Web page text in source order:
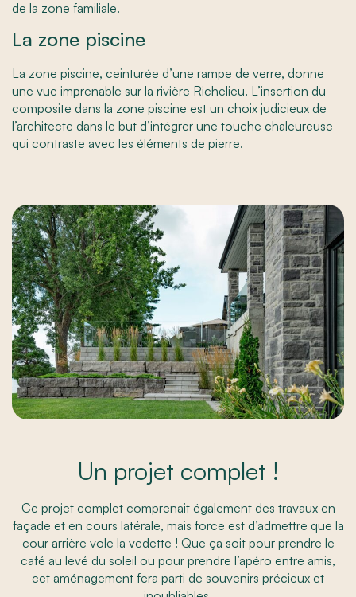
de la zone familiale.
La zone piscine
La zone piscine, ceinturée d’une rampe de verre, donne
une vue imprenable sur la rivière Richelieu. L’insertion du
composite dans la zone piscine est un choix judicieux de
l’architecte dans le but d’intégrer une touche chaleureuse
qui contraste avec les éléments de pierre.
Un projet complet !
Ce projet complet comprenait également des travaux en
façade et en cours latérale, mais force est d’admettre que la
cour arrière vole la vedette ! Que ça soit pour prendre le
café au levé du soleil ou pour prendre l’apéro entre amis,
cet aménagement fera parti de souvenirs précieux et